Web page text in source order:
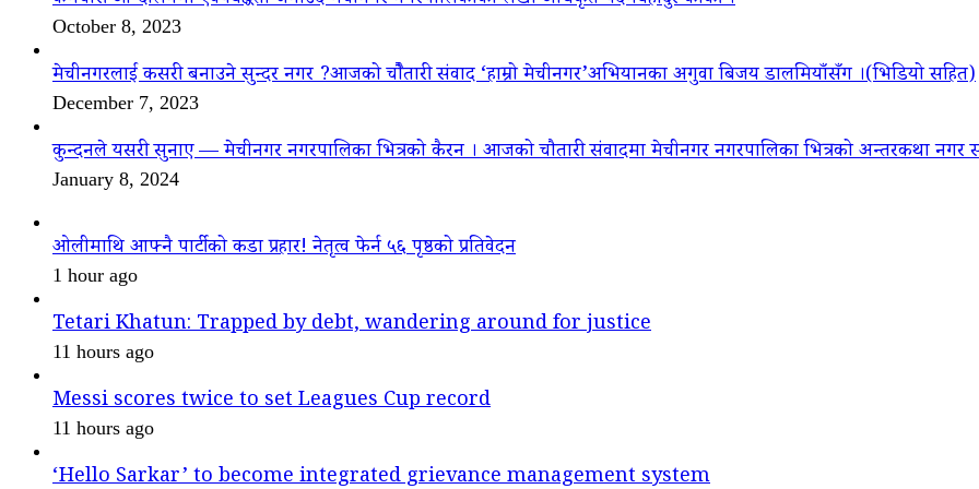
October 8, 2023
मेचीनगरलाई कसरी बनाउने सुन्दर नगर ?आजको चौैतारी संवाद ‘हाम्रो मेचीनगर’अभियानका अगुवा बिजय डालमियाँसँग ।(भिडियो सहित)
December 7, 2023
कुन्दनले यसरी सुनाए — मेचीनगर नगरपालिका भित्रको कैरन । आजको चौतारी संवादमा मेचीनगर नगरपालिका भित्रको अन्तरकथा नगर
January 8, 2024
ओलीमाथि आफ्नै पार्टीको कडा प्रहार! नेतृत्व फेर्न ५६ पृष्ठको प्रतिवेदन
1 hour ago
Tetari Khatun: Trapped by debt, wandering around for justice
11 hours ago
Messi scores twice to set Leagues Cup record
11 hours ago
‘Hello Sarkar’ to become integrated grievance management system